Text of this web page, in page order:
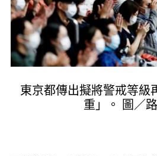
東京都傳出擬將警戒等級
重」。 圖／